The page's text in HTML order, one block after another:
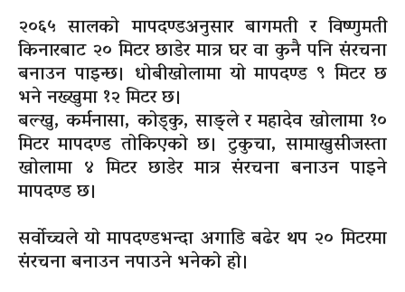
२०६५ सालको मापदण्डअनुसार बागमती र विष्णुमती
किनारबाट २० मिटर छाडेर मात्र घर वा कुनै पनि संरचना
बनाउन पाइन्छ। धोबीखोलामा यो मापदण्ड ९ मिटर छ
भने नख्खुमा १२ मिटर छ।
बल्खु, कर्मनासा, कोड्कु, साङ्ले र महादेव खोलामा १०
मिटर मापदण्ड तोकिएको छ। टुकुचा, सामाखुसीजस्ता
खोलामा ४ मिटर छाडेर मात्र संरचना बनाउन पाइने
मापदण्ड छ।
सर्वोच्चले यो मापदण्डभन्दा अगाडि बढेर थप २० मिटरमा
संरचना बनाउन नपाउने भनेको हो।